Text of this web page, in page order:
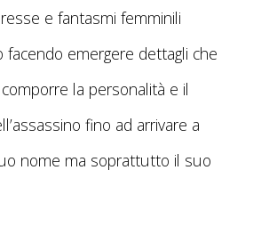
e fantasmi femminili
facendo emergere dettagli che
la personalità e il
fino ad arrivare a
nome ma soprattutto il suo